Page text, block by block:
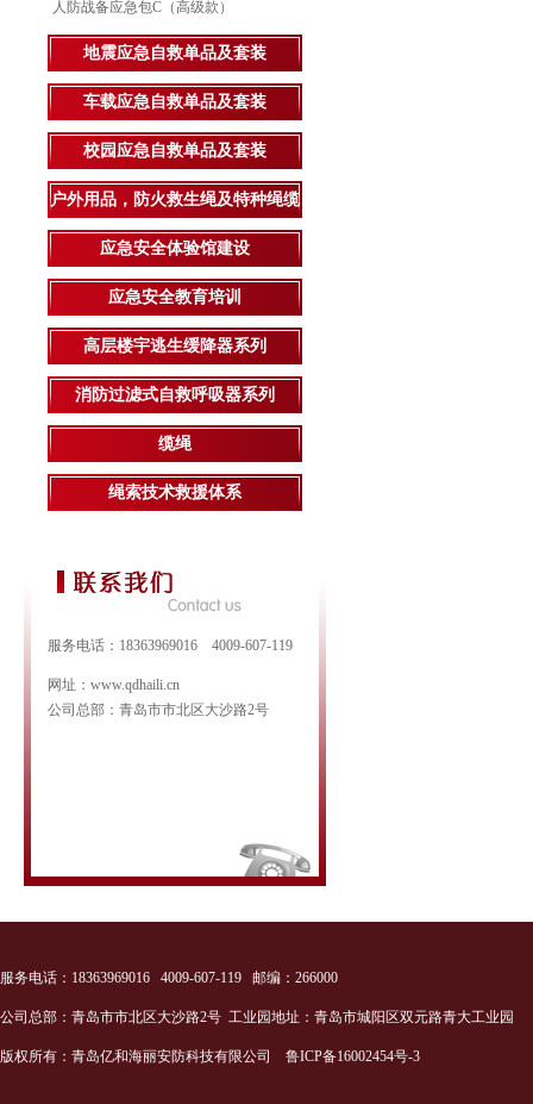
人防战备应急包C（高级款）
地震应急自救单品及套装
车载应急自救单品及套装
校园应急自救单品及套装
户外用品，防火救生绳及特种绳缆
应急安全体验馆建设
应急安全教育培训
高层楼宇逃生缓降器系列
消防过滤式自救呼吸器系列
缆绳
绳索技术救援体系
服务电话：18363969016 4009-607-119
网址：www.qdhaili.cn
公司总部：青岛市市北区大沙路2号
服务电话：18363969016 4009-607-119 邮编：266000
公司总部：青岛市市北区大沙路2号 工业园地址：青岛市城阳区双元路青大工业园
版权所有：青岛亿和海丽安防科技有限公司 鲁ICP备16002454号-3